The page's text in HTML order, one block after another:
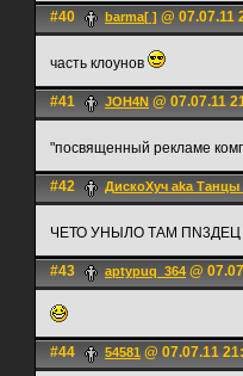
#40 barma[ ] @ 07.07.11
часть клоунов
#41 JOH4N @ 07.07.11
"посвященный рекламе
#42 ДискоХуч aka Танцы
ЧЕТО УНЫЛО ТАМ
#43 aptypuq_364 @
#44 54581 @ 07.07.11